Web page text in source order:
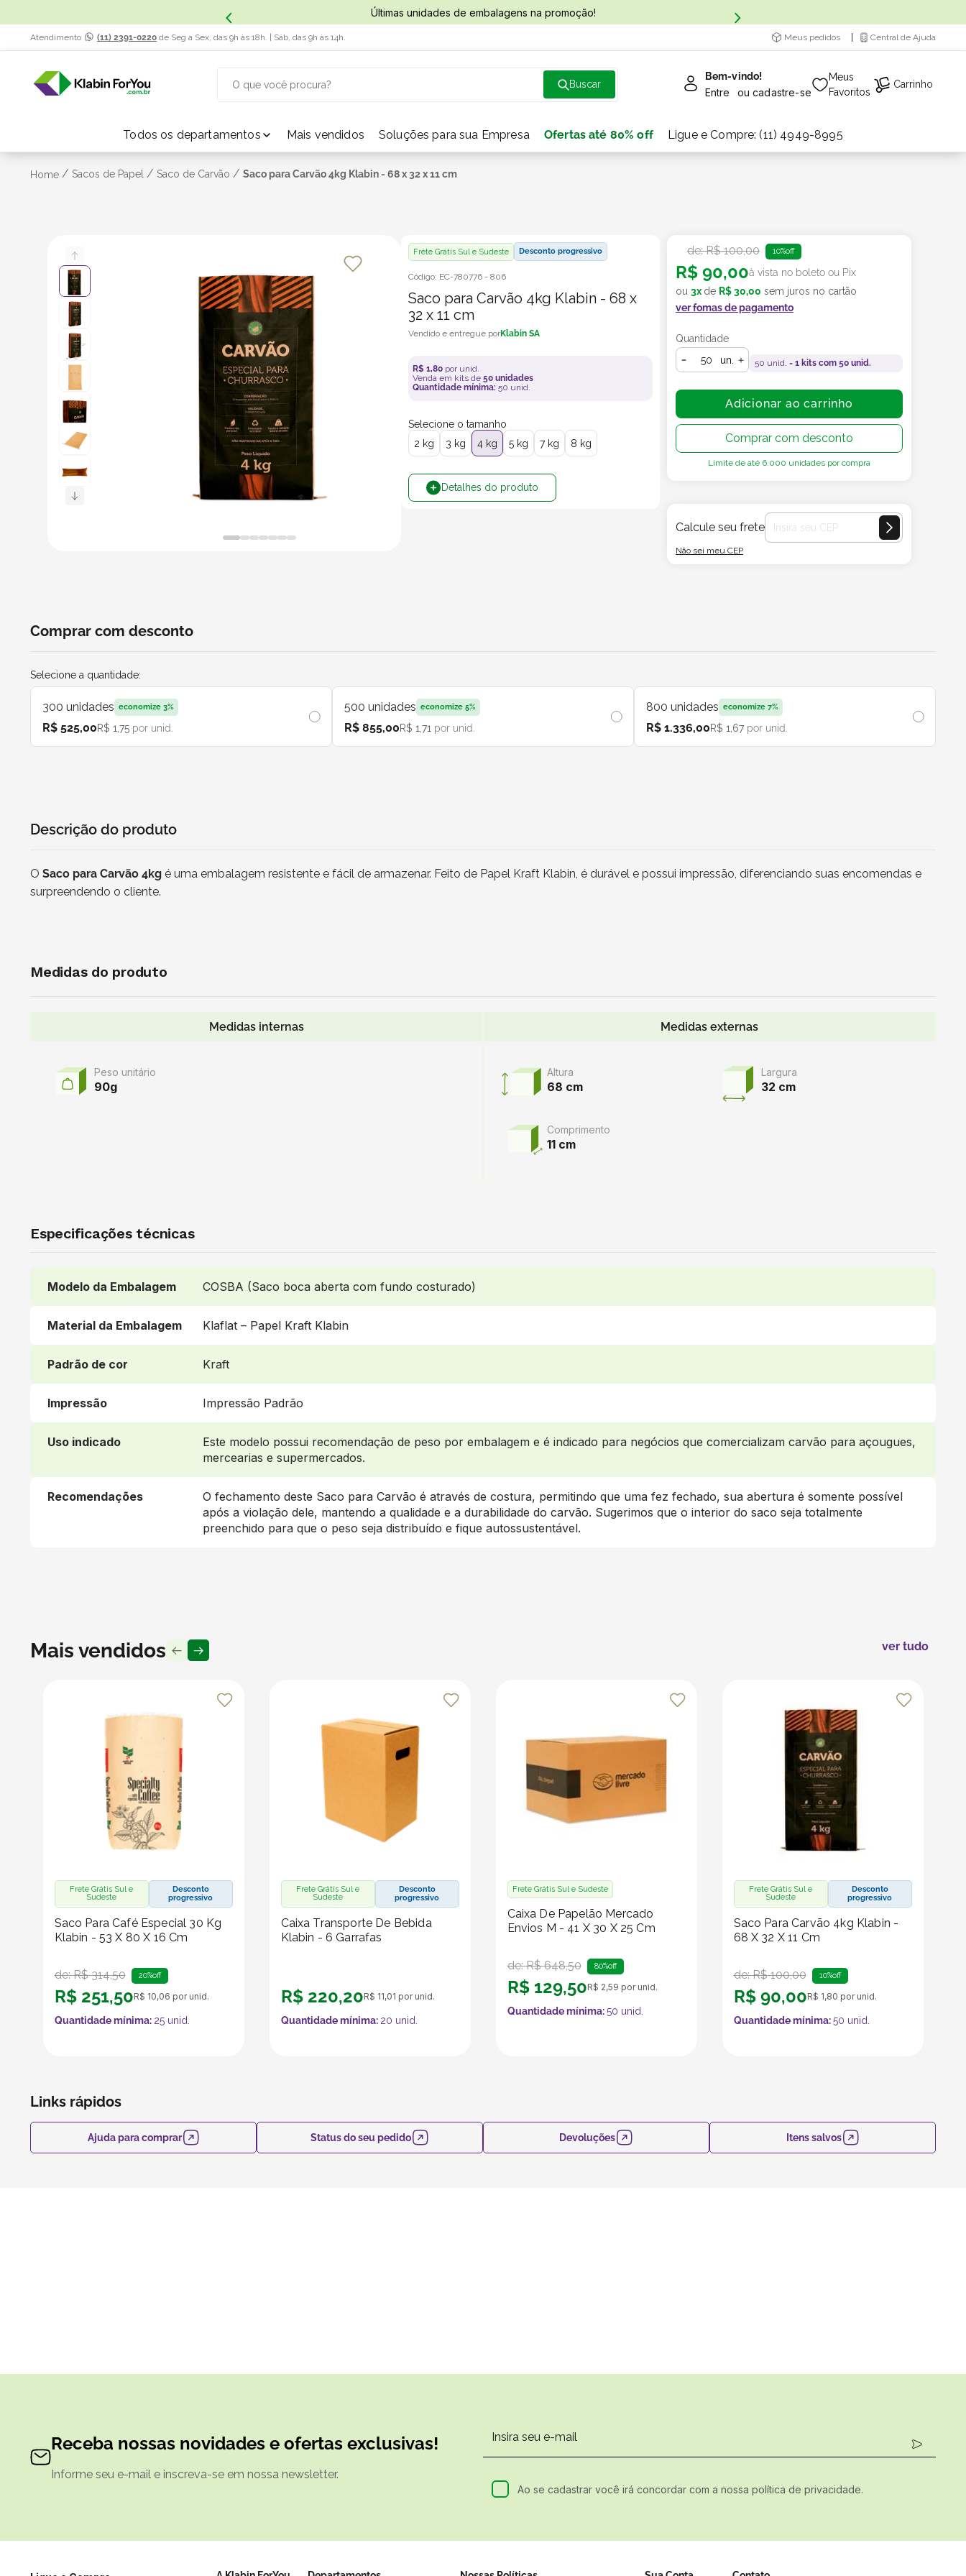
Últimas unidades de embalagens na promoção!
Atendimento (11) 2391-0220 de Seg a Sex, das 9h às 18h. | Sáb, das 9h às 14h. Meus pedidos Central de Ajuda
Bem-vindo!
Entre ou cadastre-se
Meus
Favoritos
Carrinho
Todos os departamentos Mais vendidos Soluções para sua Empresa Ofertas até 80% off Ligue e Compre: (11) 4949-8995
Home / Sacos de Papel / Saco de Carvão / Saco para Carvão 4kg Klabin - 68 x 32 x 11 cm
Frete Grátis Sul e Sudeste Desconto progressivo
Código: EC-780776 - 806
Saco para Carvão 4kg Klabin - 68 x
32 x 11 cm
Klabin SA
R$ 1,80 por unid.
Venda em kits de 50 unidades
Quantidade mínima: 50 unid.
Selecione o tamanho
2 kg
3 kg 4 kg 5 kg 7 kg 8 kg
Detalhes do produto
de:R$ 100,00 10%off
R$ 90,00à vista no boleto ou Pix
ou 3x de R$30,00 sem juros no cartão
ver fomas de pagamento
Quantidade
un.
50 unid. = 1 kits com 50 unid.
Adicionar ao carrinho
Comprar com desconto
Limite de até 6.000 unidades por compra
Calcule seu frete
Não sei meu CEP
Comprar com desconto
Selecione a quantidade:
300 unidades economize 3%
R$ 525,00R$ 1,75 por unid.
500 unidades economize 5%
R$ 855,00R$ 1,71 por unid.
800 unidades economize 7%
R$ 1.336,00R$ 1,67 por unid.
Descrição do produto
O Saco para Carvão 4kg é uma embalagem resistente e fácil de armazenar. Feito de Papel Kraft Klabin, é durável e possui impressão, diferenciando suas encomendas e
surpreendendo o cliente.
Medidas do produto
Medidas internas
Peso unitário
90g
Medidas externas
Altura
68 cm
Largura
32 cm
Comprimento
11 cm
Especificações técnicas
Modelo da Embalagem COSBA (Saco boca aberta com fundo costurado)
Material da Embalagem Klaflat – Papel Kraft Klabin
Padrão de cor Kraft
Impressão Impressão Padrão
Uso indicado
Este modelo possui recomendação de peso por embalagem e é indicado para negócios que comercializam carvão para açougues,
mercearias e supermercados.
Recomendações
O fechamento deste Saco para Carvão é através de costura, permitindo que uma fez fechado, sua abertura é somente possível
após a violação dele, mantendo a qualidade e a durabilidade do carvão. Sugerimos que o interior do saco seja totalmente
preenchido para que o peso seja distribuído e fique autossustentável.
Frete Grátis Sul e
Sudeste
Desconto
progressivo
Saco Para Café Especial 30 Kg
Klabin - 53 X 80 X 16 Cm
de:R$ 314,50 20%off
R$ 251,50R$ 10,06 por unid.
Quantidade mínima: 25unid.
Frete Grátis Sul e
Sudeste
Desconto
progressivo
Caixa Transporte De Bebida
Klabin - 6 Garrafas
R$ 220,20R$ 11,01 por unid.
Quantidade mínima: 20 unid.
Frete Grátis Sul e Sudeste
Caixa De Papelão Mercado
Envios M - 41 X 30 X 25 Cm
de:R$ 648,50 80%off
R$ 129,50R$ 2,59 por unid.
Quantidade mínima:50 unid.
Frete Grátis Sul e
Sudeste
Desconto
progressivo
Saco Para Carvão 4kg Klabin -
68 X 32 X 11 Cm
de:R$ 100,00 10%off
R$ 90,00R$ 1,80 por unid.
Quantidade mínima:50 unid.
Mais vendidos ver tudo
Links rápidos
Ajuda para comprar Status do seu pedido Devoluções Itens salvos
Receba nossas novidades e ofertas exclusivas!
Informe seu e-mail e inscreva-se em nossa newsletter.
Ao se cadastrar você irá concordar com a nossa política de privacidade.
TERMOS MAIS BUSCADOS
1º caixa papelão
transporte
papel semente
bebidas